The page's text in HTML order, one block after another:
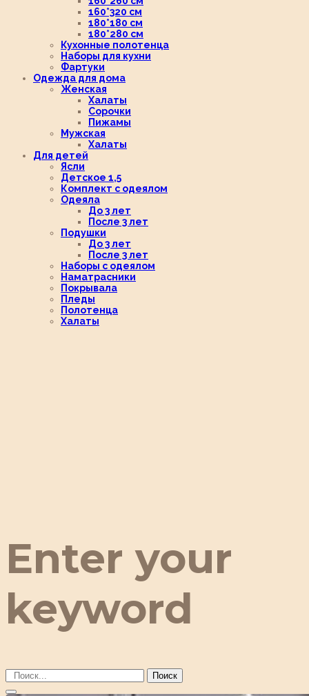
160*320 см
180*180 см
180*280 см
Кухонные полотенца
Наборы для кухни
Фартуки
Одежда для дома
Женская
Халаты
Сорочки
Пижамы
Мужская
Халаты
Для детей
Ясли
Детское 1,5
Комплект с одеялом
Одеяла
До 3 лет
После 3 лет
Подушки
До 3 лет
После 3 лет
Наборы с одеялом
Наматрасники
Покрывала
Пледы
Полотенца
Халаты
Enter your
keyword
Поиск